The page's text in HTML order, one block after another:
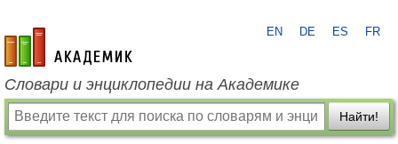
academic.ru
EN DE ES FR
Словари и энциклопедии на Академике
Найти!